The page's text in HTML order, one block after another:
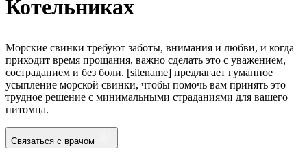
Котельниках
Морские свинки требуют заботы, внимания и любви, и когда
приходит время прощания, важно сделать это с уважением,
состраданием и без боли. [sitename] предлагает гуманное
усыпление морской свинки, чтобы помочь вам принять это
трудное решение с минимальными страданиями для вашего
питомца.
Связаться с врачом